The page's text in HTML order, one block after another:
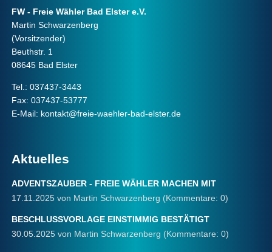
FW - Freie Wähler Bad Elster e.V.
Martin Schwarzenberg
(Vorsitzender)
Beuthstr. 1
08645 Bad Elster
Tel.: 037437-3443
Fax: 037437-53777
E-Mail: kontakt@freie-waehler-bad-elster.de
Aktuelles
ADVENTSZAUBER - FREIE WÄHLER MACHEN MIT
17.11.2025 von Martin Schwarzenberg (Kommentare: 0)
BESCHLUSSVORLAGE EINSTIMMIG BESTÄTIGT
30.05.2025 von Martin Schwarzenberg (Kommentare: 0)